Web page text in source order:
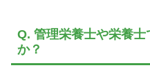
Q. 管理栄養士や栄養
か？